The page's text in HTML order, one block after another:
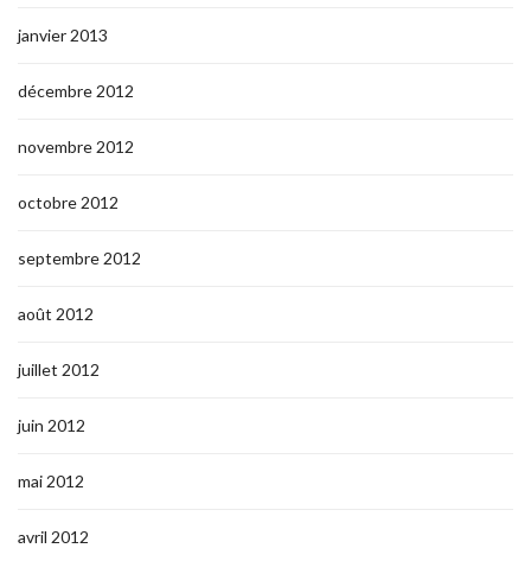
janvier 2013
décembre 2012
novembre 2012
octobre 2012
septembre 2012
août 2012
juillet 2012
juin 2012
mai 2012
avril 2012